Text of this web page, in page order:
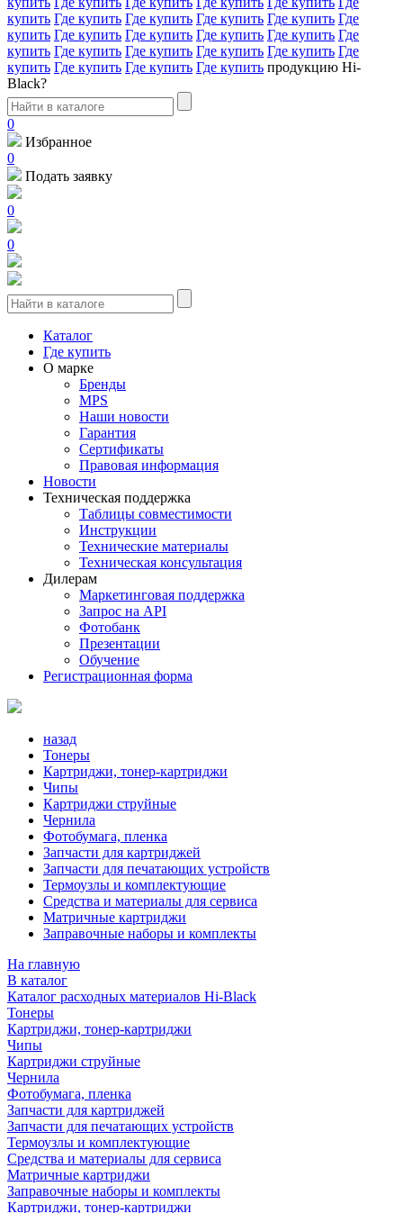
купить Где купить Где купить Где купить Где купить Где
купить Где купить Где купить Где купить Где купить Где
купить Где купить Где купить Где купить Где купить Где
купить Где купить Где купить Где купить продукцию Hi-
Black?
0
Избранное
0
Подать заявку
0
0
Каталог
Где купить
О марке
Бренды
MPS
Наши новости
Гарантия
Сертификаты
Правовая информация
Новости
Техническая поддержка
Таблицы совместимости
Инструкции
Технические материалы
Техническая консультация
Дилерам
Маркетинговая поддержка
Запрос на API
Фотобанк
Презентации
Обучение
Регистрационная форма
назад
Тонеры
Картриджи, тонер-картриджи
Чипы
Картриджи струйные
Чернила
Фотобумага, пленка
Запчасти для картриджей
Запчасти для печатающих устройств
Термоузлы и комплектующие
Средства и материалы для сервиса
Матричные картриджи
Заправочные наборы и комплекты
На главную
В каталог
Каталог расходных материалов Hi-Black
Тонеры
Картриджи, тонер-картриджи
Чипы
Картриджи струйные
Чернила
Фотобумага, пленка
Запчасти для картриджей
Запчасти для печатающих устройств
Термоузлы и комплектующие
Средства и материалы для сервиса
Матричные картриджи
Заправочные наборы и комплекты
Картриджи, тонер-картриджи